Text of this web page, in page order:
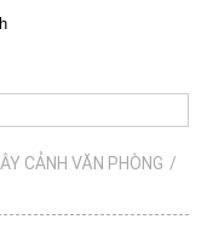
CẢNH VĂN PHÒNG /